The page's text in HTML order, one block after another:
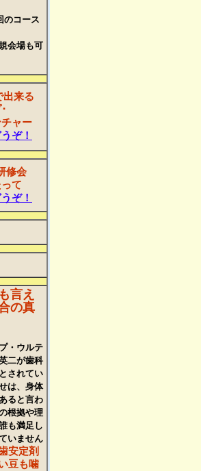
のコース
会場も可
出来る
ャー
ぞ！
修会
て
ぞ！
言え
の真
・ウルテ
二が歯科
されてい
は、身体
ると言わ
根拠や理
も満足し
いません
安定剤
豆も噛